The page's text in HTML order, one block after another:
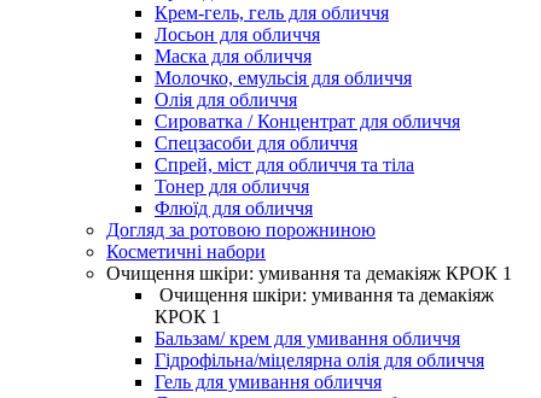
Крем-гель, гель для обличчя
Лосьон для обличчя
Маска для обличчя
Молочко, емульсія для обличчя
Олія для обличчя
Сироватка / Концентрат для обличчя
Спецзасоби для обличчя
Спрей, міст для обличчя та тіла
Тонер для обличчя
Флюїд для обличчя
Догляд за ротовою порожниною
Косметичні набори
Очищення шкіри: умивання та демакіяж КРОК 1
Очищення шкіри: умивання та демакіяж
КРОК 1
Бальзам/ крем для умивання обличчя
Гідрофільна/міцелярна олія для обличчя
Гель для умивання обличчя